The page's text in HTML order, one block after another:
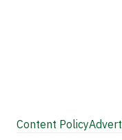
Content Policy